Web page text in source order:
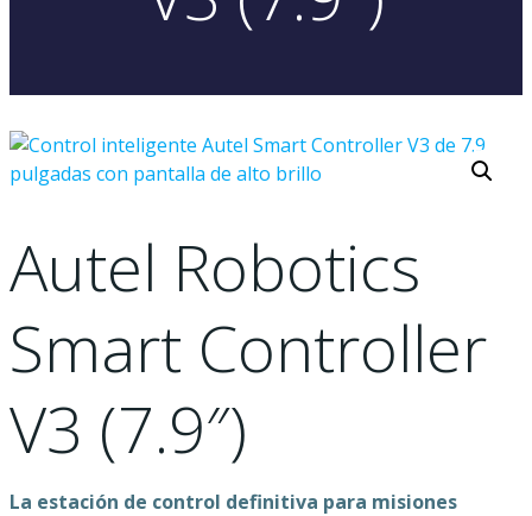
Autel Robotics
Smart Controller
V3 (7.9″)
La estación de control definitiva para misiones